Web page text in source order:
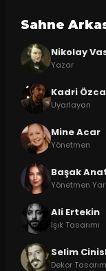
Sahne
Nikolay
Yazar
Kadri
Uyarlayan
Mine Acar
Yönetmen
Başak
Yönetmen
Ali Ertekin
Işık Tasarımı
Selim
Dekor Tasarım